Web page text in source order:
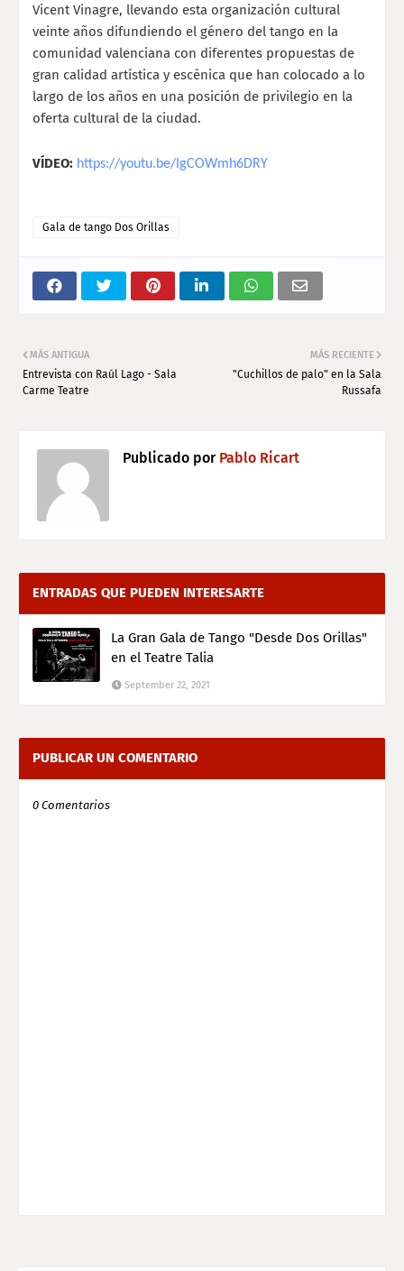
Vicent Vinagre, llevando esta organización cultural
veinte años difundiendo el género del tango en la
comunidad valenciana con diferentes propuestas de
gran calidad artística y escénica que han colocado a lo
largo de los años en una posición de privilegio en la
oferta cultural de la ciudad.
VÍDEO: https://youtu.be/IgCOWmh6DRY
Gala de tango Dos Orillas
MÁS RECIENTE
"Cuchillos de palo" en la Sala
Russafa
MÁS ANTIGUA
Entrevista con Raúl Lago - Sala
Carme Teatre
Publicado porPablo Ricart
ENTRADAS QUE PUEDEN INTERESARTE
La Gran Gala de Tango "Desde Dos Orillas"
en el Teatre Talia
September 22, 2021
PUBLICAR UN COMENTARIO
0 Comentarios